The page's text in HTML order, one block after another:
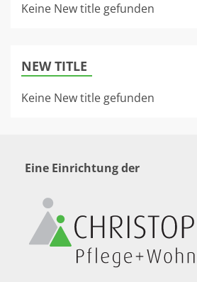
Keine New title gefunden
NEW TITLE
Keine New title gefunden
Eine Einrichtung der